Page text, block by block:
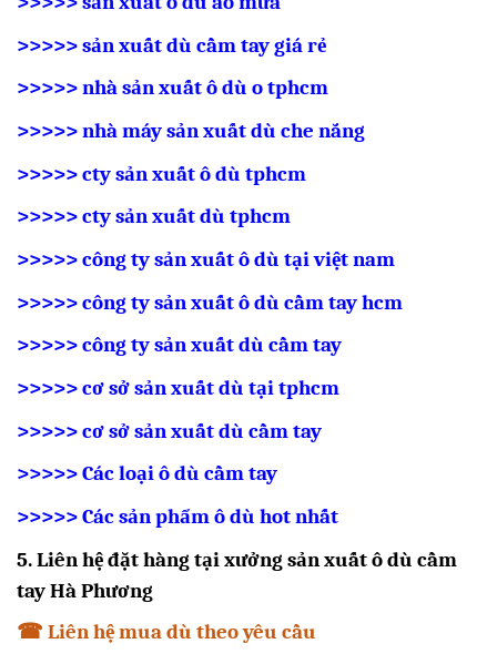
>>>>> sản xuất dù cầm tay giá rẻ
>>>>> nhà sản xuất ô dù o tphcm
>>>>> nhà máy sản xuất dù che nắng
>>>>> cty sản xuất ô dù tphcm
>>>>> cty sản xuất dù tphcm
>>>>> công ty sản xuất ô dù tại việt nam
>>>>> công ty sản xuất ô dù cầm tay hcm
>>>>> công ty sản xuất dù cầm tay
>>>>> cơ sở sản xuất dù tại tphcm
>>>>> cơ sở sản xuất dù cầm tay
>>>>> Các loại ô dù cầm tay
>>>>> Các sản phẩm ô dù hot nhất
5. Liên hệ đặt hàng tại xưởng sản xuất ô dù cầm
tay Hà Phương
☎ Liên hệ mua dù theo yêu cầu